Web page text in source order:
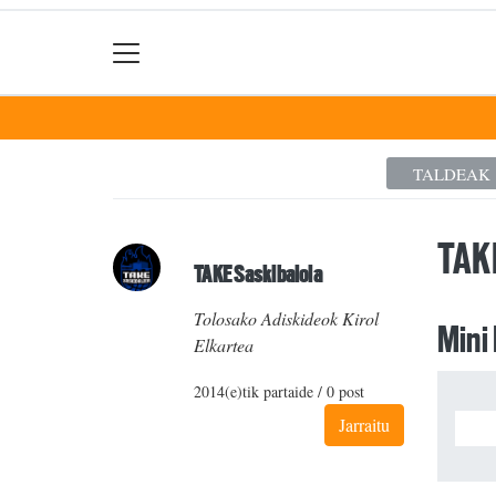
TALDEAK
TAKE Saskibaloia
Tolosako Adiskideok Kirol
Elkartea
2014(e)tik partaide / 0 post
Jarraitu
Mini